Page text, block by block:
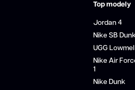
Top modely
Jordan 4
Nike SB
UGG Lowmel
Nike Air
1
Nike Dunk